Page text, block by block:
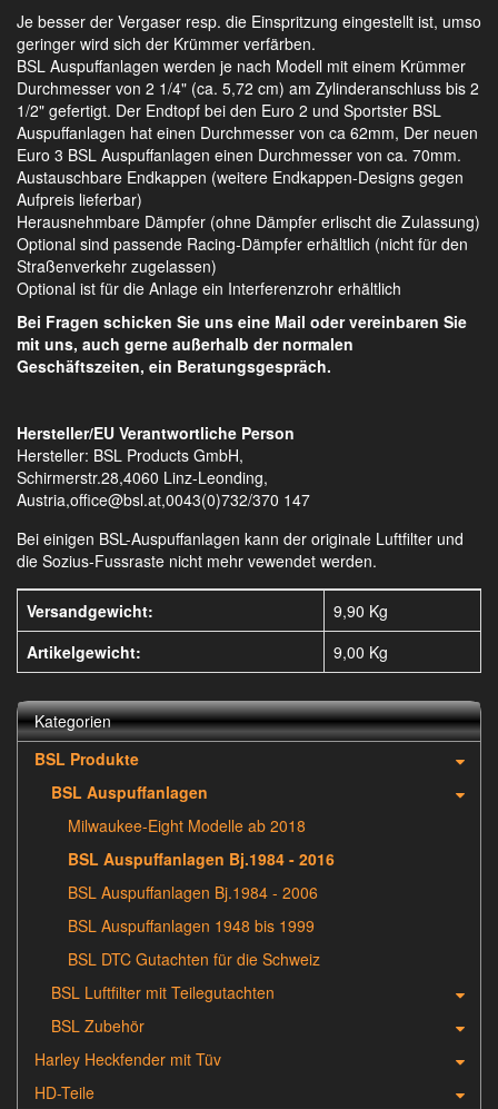
Je besser der Vergaser resp. die Einspritzung eingestellt ist, umso
geringer wird sich der Krümmer verfärben.
BSL Auspuffanlagen werden je nach Modell mit einem Krümmer
Durchmesser von 2 1/4" (ca. 5,72 cm) am Zylinderanschluss bis 2
1/2" gefertigt. Der Endtopf bei den Euro 2 und Sportster BSL
Auspuffanlagen hat einen Durchmesser von ca 62mm, Der neuen
Euro 3 BSL Auspuffanlagen einen Durchmesser von ca. 70mm.
Austauschbare Endkappen (weitere Endkappen-Designs gegen
Aufpreis lieferbar)
Herausnehmbare Dämpfer (ohne Dämpfer erlischt die Zulassung)
Optional sind passende Racing-Dämpfer erhältlich (nicht für den
Straßenverkehr zugelassen)
Optional ist für die Anlage ein Interferenzrohr erhältlich
Bei Fragen schicken Sie uns eine Mail oder vereinbaren Sie
mit uns, auch gerne außerhalb der normalen
Geschäftszeiten, ein Beratungsgespräch.
Hersteller/EU Verantwortliche Person
Hersteller: BSL Products GmbH,
Schirmerstr.28,4060 Linz-Leonding,
Austria,office@bsl.at,0043(0)732/370 147
Bei einigen BSL-Auspuffanlagen kann der originale Luftfilter und
die Sozius-Fussraste nicht mehr vewendet werden.
Versandgewicht:
9,90 Kg
Artikelgewicht:
9,00 Kg
Kategorien
BSL Produkte
BSL Auspuffanlagen
Milwaukee-Eight Modelle ab 2018
BSL Auspuffanlagen Bj.1984 - 2016
BSL Auspuffanlagen Bj.1984 - 2006
BSL Auspuffanlagen 1948 bis 1999
BSL DTC Gutachten für die Schweiz
BSL Luftfilter mit Teilegutachten
BSL Zubehör
Harley Heckfender mit Tüv
HD-Teile